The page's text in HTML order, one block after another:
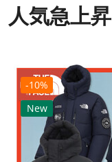
人気急上昇
-10%
New